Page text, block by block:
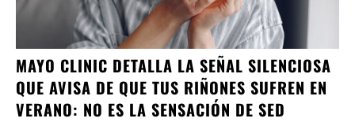
MAYO CLINIC DETALLA LA SEÑAL SILENCIOSA
QUE AVISA DE QUE TUS RIÑONES SUFREN EN
VERANO: NO ES LA SENSACIÓN DE SED